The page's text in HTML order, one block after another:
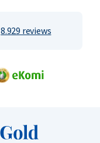
8.929 reviews